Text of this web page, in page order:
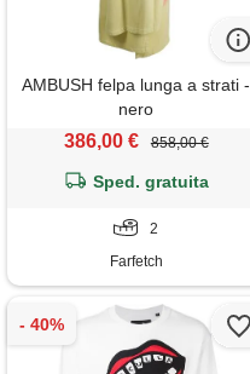
AMBUSH felpa lunga a strati -
nero
386,00 € 858,00 €
Sped. gratuita
2
Farfetch